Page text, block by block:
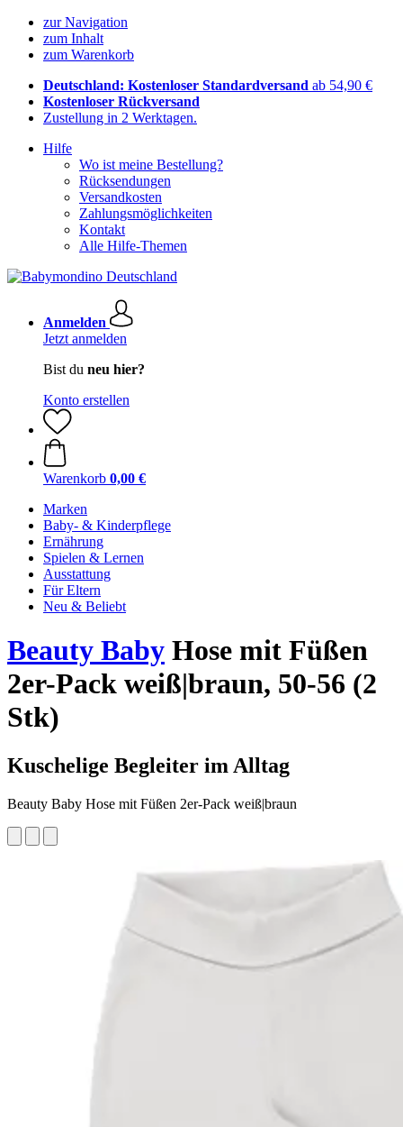
zur Navigation
zum Inhalt
zum Warenkorb
Deutschland: Kostenloser Standardversand ab 54,90 €
Kostenloser Rückversand
Zustellung in 2 Werktagen.
Hilfe
Wo ist meine Bestellung?
Rücksendungen
Versandkosten
Zahlungsmöglichkeiten
Kontakt
Alle Hilfe-Themen
Anmelden
Jetzt anmelden
Bist du neu hier?
Konto erstellen
Warenkorb 0,00 €
Marken
Baby- & Kinderpflege
Ernährung
Spielen & Lernen
Ausstattung
Für Eltern
Neu & Beliebt
Beauty Baby Hose mit Füßen
2er-Pack weiß|braun, 50-56 (2
Stk)
Kuschelige Begleiter im Alltag
Beauty Baby Hose mit Füßen 2er-Pack weiß|braun